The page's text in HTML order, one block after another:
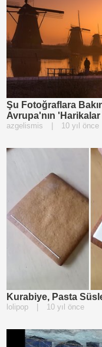
Şu Fotoğraflara
Avrupa'nın 'Harikalar
azgelismis 10 yıl önce
Kurabiye, Pasta
lolipop 10 yıl önce